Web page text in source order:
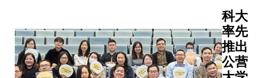
全球气候
暖化加
剧，空调
制冷需求
持续攀
晶元，此
高光效晶
元可配合
无掩模紫
外光光刻
科大
率先
推出
公营